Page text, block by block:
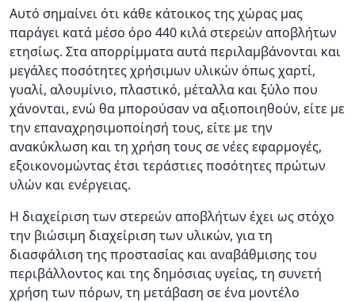
Αυτό σημαίνει ότι κάθε κάτοικος της χώρας μας
παράγει κατά μέσο όρο 440 κιλά στερεών αποβλήτων
ετησίως. Στα απορρίμματα αυτά περιλαμβάνονται και
μεγάλες ποσότητες χρήσιμων υλικών όπως χαρτί,
γυαλί, αλουμίνιο, πλαστικό, μέταλλα και ξύλο που
χάνονται, ενώ θα μπορούσαν να αξιοποιηθούν, είτε με
την επαναχρησιμοποίησή τους, είτε με την
ανακύκλωση και τη χρήση τους σε νέες εφαρμογές,
εξοικονομώντας έτσι τεράστιες ποσότητες πρώτων
υλών και ενέργειας.
Η διαχείριση των στερεών αποβλήτων έχει ως στόχο
την βιώσιμη διαχείριση των υλικών, για τη
διασφάλιση της προστασίας και αναβάθμισης του
περιβάλλοντος και της δημόσιας υγείας, τη συνετή
χρήση των πόρων, τη μετάβαση σε ένα μοντέλο